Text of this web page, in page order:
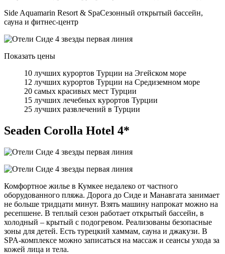
Side Aquamarin Resort & SpaСезонный открытый бассейн,
сауна и фитнес-центр
Показать цены
10 лучших курортов Турции на Эгейском море
12 лучших курортов Турции на Средиземном море
20 самых красивых мест Турции
15 лучших лечебных курортов Турции
25 лучших развлечений в Турции
Seaden Corolla Hotel 4*
Комфортное жилье в Кумкее недалеко от частного
оборудованного пляжа. Дорога до Сиде и Манавгата занимает
не больше тридцати минут. Взять машину напрокат можно на
ресепшене. В теплый сезон работает открытый бассейн, в
холодный – крытый с подогревом. Реализованы безопасные
зоны для детей. Есть турецкий хаммам, сауна и джакузи. В
SPA-комплексе можно записаться на массаж и сеансы ухода за
кожей лица и тела.